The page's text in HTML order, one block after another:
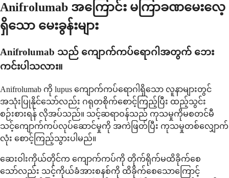
Anifrolumab အကြောင်း မကြာခဏမေးလေ့
ရှိသော မေးခွန်းများ
Anifrolumab သည် ကျောက်ကပ်ရောဂါအတွက် ဘေး
ကင်းပါသလား။
Anifrolumab ကို lupus ကျောက်ကပ်ရောဂါရှိသော လူနာများတွင်
အသုံးပြုနိုင်သော်လည်း ဂရုတစိုက်စောင့်ကြည့်ပြီး ထည့်သွင်း
စဉ်းစားရန် လိုအပ်သည်။ သင့်ဆရာဝန်သည် ကုသမှုကိုမစတင်မီ
သင့်ကျောက်ကပ်လုပ်ဆောင်မှုကို အကဲဖြတ်ပြီး ကုသမှုတစ်လျှောက်
လုံး စောင့်ကြည့်သွားပါမည်။
ဆေးဝါးကိုယ်တိုင်က ကျောက်ကပ်ကို တိုက်ရိုက်မထိခိုက်စေ
သော်လည်း သင့်ကိုယ်ခံအားစနစ်ကို ထိခိုက်စေသောကြောင့်